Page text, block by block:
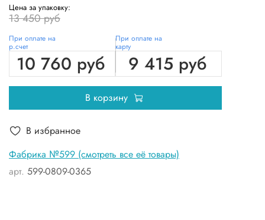
Фабрика №599 (смотреть все её товары)
арт. 599-0809-0365
Цена за упаковку:
13 450 руб
При оплате на
р.счет
10 760 руб
При оплате на
карту
9 415 руб
В корзину
В избранное